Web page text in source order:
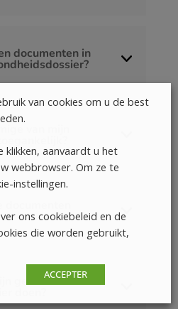
documenten in
van mijn
gedeeld
van cookies om u de best
klikken, aanvaardt u het
webbrowser. Om ze te
instellingen.
ons cookiebeleid en de
die worden gebruikt,
ACCEPTER